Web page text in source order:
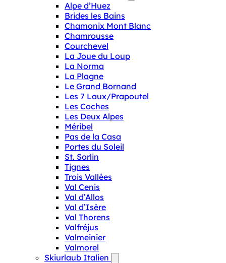
Alpe d’Huez
Brides les Bains
Chamonix Mont Blanc
Chamrousse
Courchevel
La Joue du Loup
La Norma
La Plagne
Le Grand Bornand
Les 7 Laux/Prapoutel
Les Coches
Les Deux Alpes
Méribel
Pas de la Casa
Portes du Soleil
St. Sorlin
Tignes
Trois Vallées
Val Cenis
Val d’Allos
Val d’Isère
Val Thorens
Valfréjus
Valmeinier
Valmorel
Skiurlaub Italien